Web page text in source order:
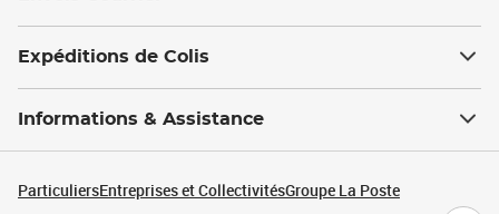
Expéditions de Colis
Informations & Assistance
ParticuliersEntreprises et CollectivitésGroupe La Poste